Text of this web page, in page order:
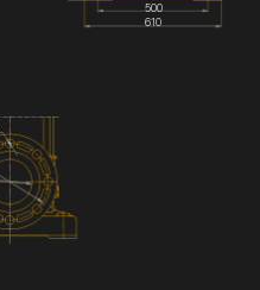
500
610